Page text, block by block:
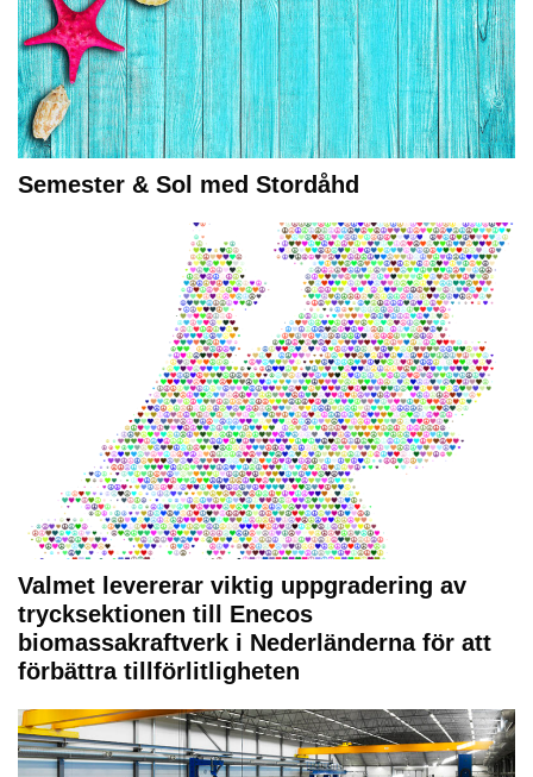
Semester & Sol med Stordåhd
Valmet levererar viktig uppgradering av
trycksektionen till Enecos
biomassakraftverk i Nederländerna för att
förbättra tillförlitligheten